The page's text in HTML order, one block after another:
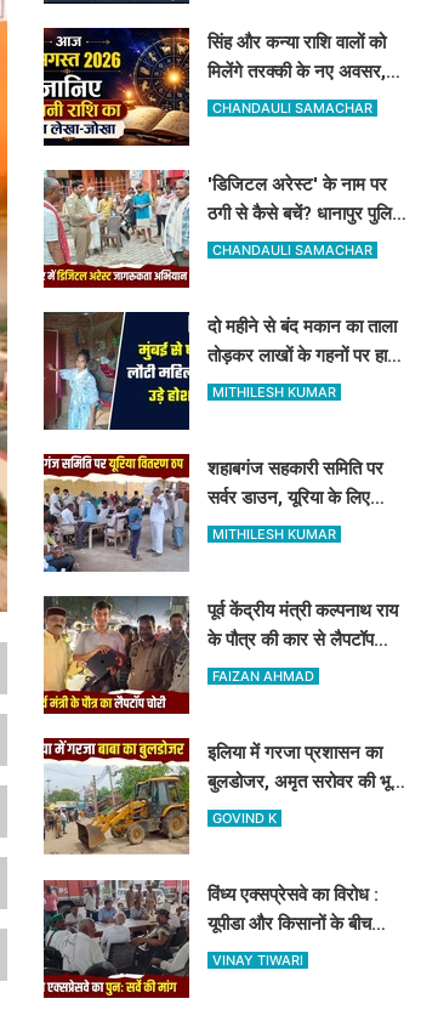
सिंह और कन्या राशि वालों को
मिलेंगे तरक्की के नए अवसर,
जानिए अपनी राशि का पूरा
CHANDAULI SAMACHAR
'डिजिटल अरेस्ट' के नाम पर
ठगी से कैसे बचें? धानापुर पुलिस
ने दिए सुरक्षा टिप्स
CHANDAULI SAMACHAR
दो महीने से बंद मकान का ताला
तोड़कर लाखों के गहनों पर हाथ
साफ, मुंबई से लौटी महिला सन्न
MITHILESH KUMAR
शहाबगंज सहकारी समिति पर
सर्वर डाउन, यूरिया के लिए
दिनभर लाइन में लगकर खाली
MITHILESH KUMAR
पूर्व केंद्रीय मंत्री कल्पनाथ राय
के पौत्र की कार से लैपटॉप
चोरी, मोबाइल ट्रैकिंग से
FAIZAN AHMAD
इलिया में गरजा प्रशासन का
बुलडोजर, अमृत सरोवर की भूमि
से ढहाया गया 23 साल पुराना
GOVIND K
विंध्य एक्सप्रेसवे का विरोध :
यूपीडा और किसानों के बीच
कलेक्ट्रेट में हुई वार्ता, दोबारा
VINAY TIWARI